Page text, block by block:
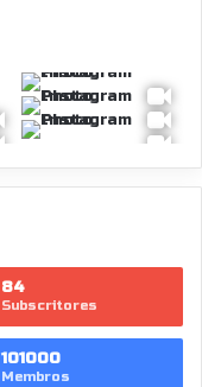
84
Subscritores
101000
Membros